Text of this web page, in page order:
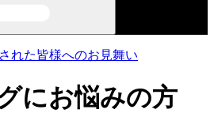
れた皆様へのお見舞い
にお悩みの方